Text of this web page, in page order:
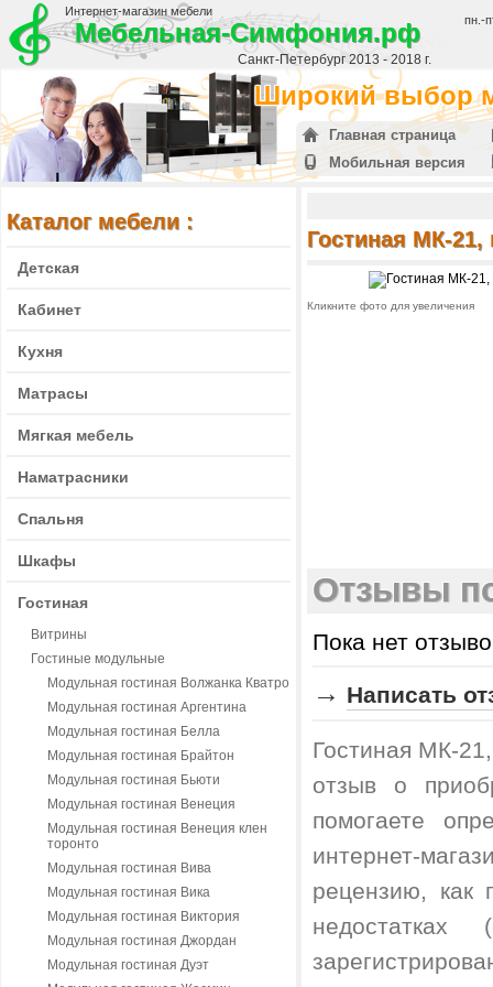
Интернет-магазин мебели
Мебельная-Симфония.рф
Санкт-Петербург 2013 - 2018 г.
пн.-
Широкий выбор
Главная страница
Мобильная версия
Каталог мебели :
Детская
Кабинет
Кухня
Матрасы
Мягкая мебель
Наматрасники
Спальня
Шкафы
Гостиная
Витрины
Гостиные модульные
Модульная гостиная Волжанка Кватро
Модульная гостиная Аргентина
Модульная гостиная Белла
Модульная гостиная Брайтон
Модульная гостиная Бьюти
Модульная гостиная Венеция
Модульная гостиная Венеция клен
торонто
Модульная гостиная Вива
Модульная гостиная Вика
Модульная гостиная Виктория
Модульная гостиная Джордан
Модульная гостиная Дуэт
Гостиная МК-21,
Кликните фото для увеличения
Отзывы
Пока нет
→ Написать
Гостиная МК-
отзыв о
помогаете
интернет-
рецензию, как